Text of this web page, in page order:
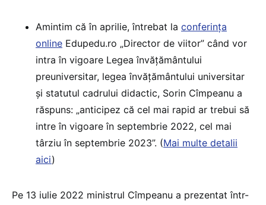
Amintim că în aprilie, întrebat la conferința
online Edupedu.ro „Director de viitor” când vor
intra în vigoare Legea învățământului
preuniversitar, legea învățământului universitar
și statutul cadrului didactic, Sorin Cîmpeanu a
răspuns: „anticipez că cel mai rapid ar trebui să
intre în vigoare în septembrie 2022, cel mai
târziu în septembrie 2023”. (Mai multe detalii
aici)
Pe 13 iulie 2022 ministrul Cîmpeanu a prezentat într-